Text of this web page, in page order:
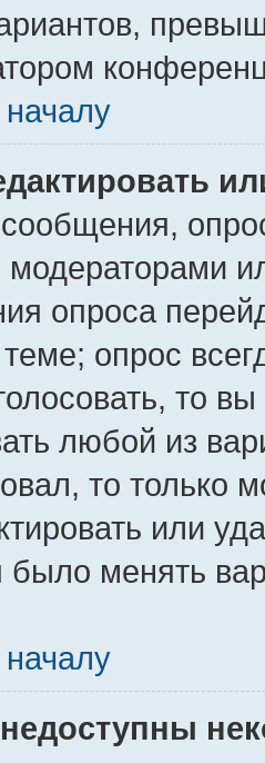
модераторами
опроса
опрос
то
любой из
то только
или
было менять